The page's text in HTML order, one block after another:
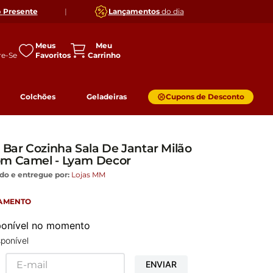
Presente | Lançamentosdo dia
Meus
Favoritos
Colchões Geladeiras Cupons de Desconto
Cozinha Sala De Jantar Milão
Camel - Lyam Decor
e entregue por: Lojas MM
no momento
ENVIAR